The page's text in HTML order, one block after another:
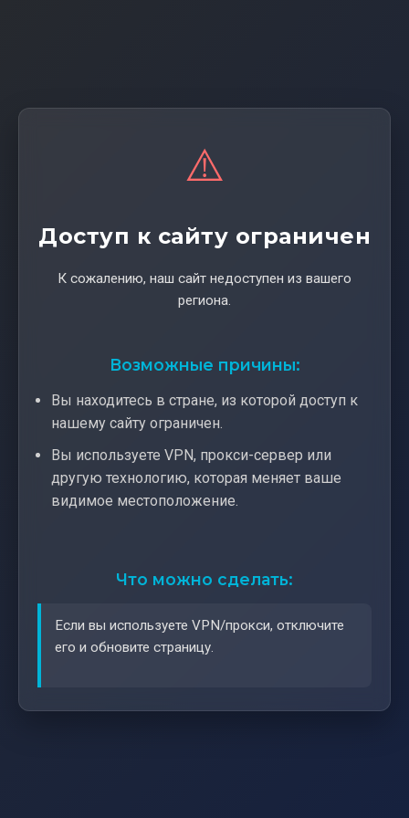
⚠️
Доступ к сайту ограничен
К сожалению, наш сайт недоступен из вашего
региона.
Возможные причины:
Вы находитесь в стране, из которой доступ к
нашему сайту ограничен.
Вы используете VPN, прокси-сервер или
другую технологию, которая меняет ваше
видимое местоположение.
Что можно сделать:
Если вы используете VPN/прокси, отключите
его и обновите страницу.